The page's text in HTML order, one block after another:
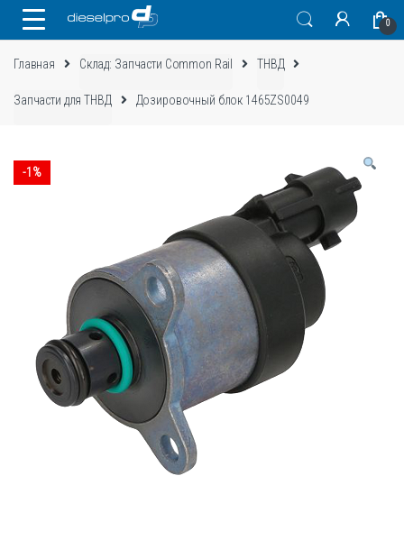
0
Главная Склад: Запчасти Common Rail ТНВД
Запчасти для ТНВД Дозировочный блок 1465ZS0049
-1%